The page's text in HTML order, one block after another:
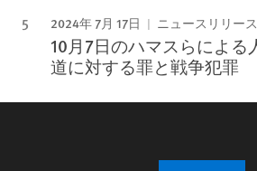
2024年 7月 17日 ニュースリリース
10月7日のハマスらによる
道に対する罪と戦争犯罪